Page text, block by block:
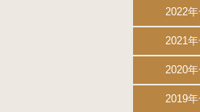
2022
2021
2020
2019